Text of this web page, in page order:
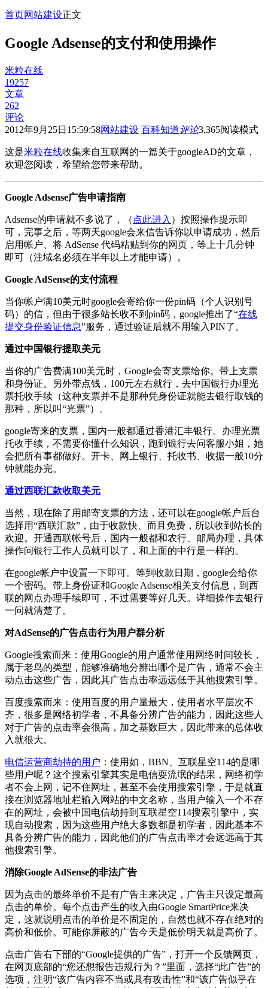
首页网站建设正文
Google Adsense的支付和使用操作
米粒在线
19257
文章
262
评论
2012年9月25日15:59:58网站建设 百科知道评论3,365阅读模式
这是米粒在线收集来自互联网的一篇关于googleAD的文章，
欢迎您阅读，希望给您带来帮助。
Google Adsense广告申请指南
Adsense的申请就不多说了，（ 点此进入 ）按照操作提示即
可，完事之后，等两天google会来信告诉你以申请成功，然后
启用帐户、将 AdSense 代码粘贴到你的网页，等上十几分钟
即可（注域名必须在半年以上才能申请）。
Google AdSense的支付流程
当你帐户满10美元时google会寄给你一份pin码（个人识别号
码）的信，但由于很多站长收不到pin码，google推出了“在线
提交身份验证信息”服务，通过验证后就不用输入PIN了。
通过中国银行提取美元
当你的广告费满100美元时，Google会寄支票给你。带上支票
和身份证。另外带点钱，100元左右就行，去中国银行办理光
票托收手续（这种支票并不是那种凭身份证就能去银行取钱的
那种，所以叫“光票”）。
google寄来的支票，国内一般都通过香港汇丰银行。办理光票
托收手续，不需要你懂什么知识，跑到银行去问客服小姐，她
会把所有事都做好。开卡、网上银行、托收书、收据一般10分
钟就能办完。
通过西联汇款收取美元
当然，现在除了用邮寄支票的方法，还可以在google帐户后台
选择用“西联汇款”，由于收款快、而且免费，所以收到站长的
欢迎。开通西联帐号后，国内一般都和农行、邮局办理，具体
操作问银行工作人员就可以了，和上面的中行是一样的。
在google帐户中设置一下即可。等到收款日期，google会给你
一个密码。带上身份证和Google Adsense相关支付信息，到西
联的网点办理手续即可，不过需要等好几天。详细操作去银行
一问就清楚了。
对AdSense的广告点击行为用户群分析
Google搜索而来：使用Google的用户通常使用网络时间较长，
属于老鸟的类型，能够准确地分辨出哪个是广告，通常不会主
动点击这些广告，因此其广告点击率远远低于其他搜索引擎。
百度搜索而来：使用百度的用户量最大，使用者水平层次不
齐，很多是网络初学者，不具备分辨广告的能力，因此这些人
对于广告的点击率会很高，加之基数巨大，因此带来的总体收
入就很大。
电信运营商劫持的用户 ：使用如，BBN、互联星空114的是哪
些用户呢？这个搜索引擎其实是电信耍流氓的结果，网络初学
者不会上网，记不住网址，甚至不会使用搜索引擎，于是就直
接在浏览器地址栏输入网站的中文名称，当用户输入一个不存
在的网址，会被中国电信劫持到互联星空114搜索引擎中，实
现自动搜索，因为这些用户绝大多数都是初学者，因此基本不
具备分辨广告的能力，因此他们的广告点击率才会远远高于其
他搜索引擎。
消除Google AdSense的非法广告
因为点击的最终单价不是有广告主来决定，广告主只设定最高
点击的单价。每个点击产生的收入由Google SmartPrice来决
定，这就说明点击的单价是不固定的，自然也就不存在绝对的
高价和低价。可能你屏蔽的广告今天是低价明天就是高价了。
点击广告右下部的“Google提供的广告”，打开一个反馈网页，
在网页底部的“您还想报告违规行为？”里面，选择“此广告”的
选项，注明“该广告内容不当或具有攻击性”和“该广告似乎在